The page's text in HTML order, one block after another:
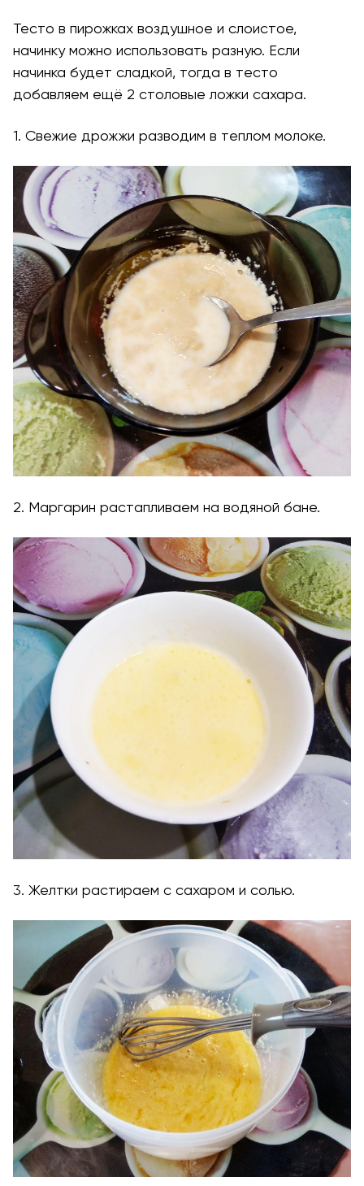
Тесто в пирожках воздушное и слоистое,
начинку можно использовать разную. Если
начинка будет сладкой, тогда в тесто
добавляем ещё 2 столовые ложки сахара.
1. Свежие дрожжи разводим в теплом молоке.
2. Маргарин растапливаем на водяной бане.
3. Желтки растираем с сахаром и солью.